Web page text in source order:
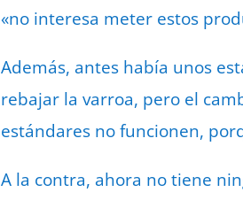
«no interesa meter estos
Además, antes había unos
rebajar la varroa, pero el
estándares no funcionen,
A la contra, ahora no tiene